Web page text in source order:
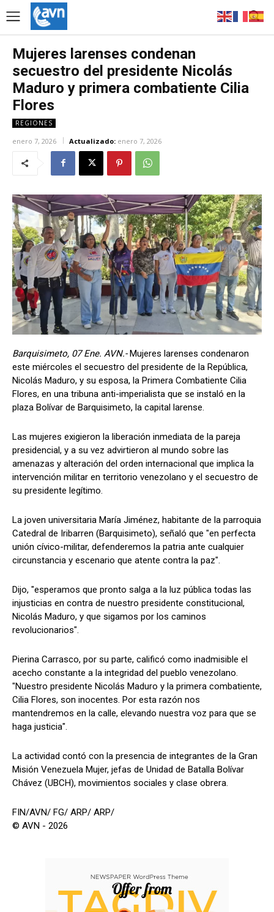
Mujeres larenses condenan
secuestro del presidente Nicolás
Maduro y primera combatiente Cilia
Flores
REGIONES
enero 7, 2026 Actualizado: enero 7, 2026
Barquisimeto, 07 Ene. AVN.- Mujeres larenses condenaron
este miércoles el secuestro del presidente de la República,
Nicolás Maduro, y su esposa, la Primera Combatiente Cilia
Flores, en una tribuna anti-imperialista que se instaló en la
plaza Bolívar de Barquisimeto, la capital larense.
Las mujeres exigieron la liberación inmediata de la pareja
presidencial, y a su vez advirtieron al mundo sobre las
amenazas y alteración del orden internacional que implica la
intervención militar en territorio venezolano y el secuestro de
su presidente legítimo.
La joven universitaria María Jiménez, habitante de la parroquia
Catedral de Iribarren (Barquisimeto), señaló que "en perfecta
unión cívico-militar, defenderemos la patria ante cualquier
circunstancia y escenario que atente contra la paz".
Dijo, "esperamos que pronto salga a la luz pública todas las
injusticias en contra de nuestro presidente constitucional,
Nicolás Maduro, y que sigamos por los caminos
revolucionarios".
Pierina Carrasco, por su parte, calificó como inadmisible el
acecho constante a la integridad del pueblo venezolano.
"Nuestro presidente Nicolás Maduro y la primera combatiente,
Cilia Flores, son inocentes. Por esta razón nos
mantendremos en la calle, elevando nuestra voz para que se
haga justicia".
La actividad contó con la presencia de integrantes de la Gran
Misión Venezuela Mujer, jefas de Unidad de Batalla Bolívar
Chávez (UBCH), movimientos sociales y clase obrera.
FIN/AVN/ FG/ ARP/ ARP/
© AVN - 2026